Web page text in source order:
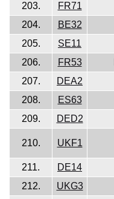
203.
FR71
204.
BE32
205.
SE11
206.
FR53
207.
DEA2
208.
ES63
209.
DED2
210. UKF1
211. DE14
212.
UKG3